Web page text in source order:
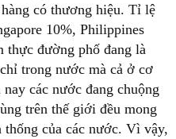
có thương hiệu. Tỉ lệ
10%, Philippines
đường phố đang là
trong nước mà cả ở cơ
các nước đang chuộng
trên thế giới đều mong
của các nước. Vì vậy,